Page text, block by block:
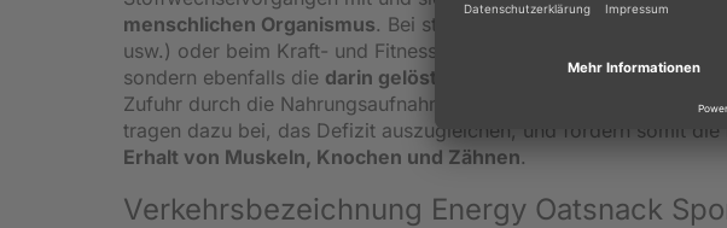
menschlichen Organismus. Bei starker körperlicher Belastung
usw.) oder beim Kraft- und Fitnesstraining verliert der Körper
sondern ebenfalls die darin gelösten Mineralstoffe. Um diesen
Zufuhr durch die Nahrungsaufnahme notwendig. Die in Energy
tragen dazu bei, das Defizit auszugleichen, und fördern somit die
Erhalt von Muskeln, Knochen und Zähnen.
Verkehrsbezeichnung Energy Oatsnack